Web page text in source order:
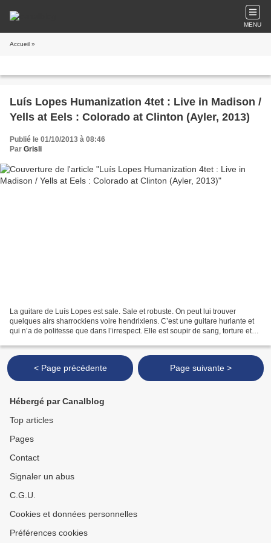
MENU
Accueil »
Luís Lopes Humanization 4tet : Live in Madison /
Yells at Eels : Colorado at Clinton (Ayler, 2013)
Publié le 01/10/2013 à 08:46
Par Grisli
La guitare de Luís Lopes est sale. Sale et robuste. On peut lui trouver
quelques airs sharrockiens voire hendrixiens. C’est une guitare hurlante et
qui n’a de politesse que dans l’irrespect. Elle est soupir de sang, torture et
< Page précédente Page suivante >
Hébergé par Canalblog
Top articles
Pages
Contact
Signaler un abus
C.G.U.
Cookies et données personnelles
Préférences cookies